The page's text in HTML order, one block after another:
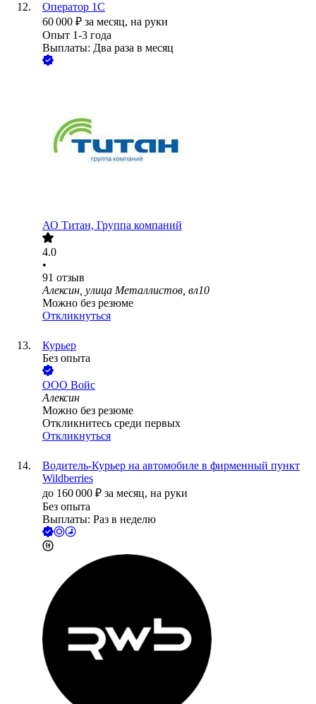
Оператор 1С
60 000 ₽ за месяц, на руки
Опыт 1-3 года
Выплаты: Два раза в месяц
АО Титан, Группа компаний
4.0
•
91 отзыв
Алексин, улица Металлистов, вл10
Можно без резюме
Откликнуться
Курьер
Без опыта
ООО Войс
Алексин
Можно без резюме
Откликнитесь среди первых
Откликнуться
Водитель-Курьер на автомобиле в фирменный пункт
Wildberries
до 160 000 ₽ за месяц, на руки
Без опыта
Выплаты: Раз в неделю